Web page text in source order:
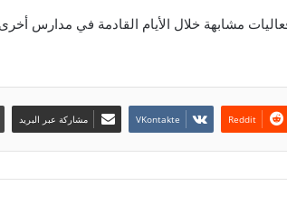
مشابهة خلال الأيام القادمة في مدارس
مشاركة عبر البريد